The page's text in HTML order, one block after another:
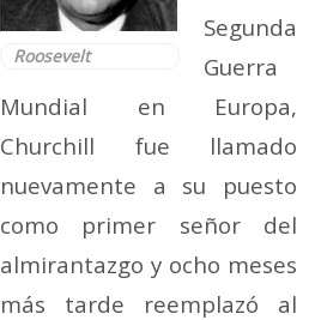
Roosevelt
Segunda
Guerra
Mundial en Europa,
Churchill fue llamado
nuevamente a su puesto
como primer señor del
almirantazgo y ocho meses
más tarde reemplazó al